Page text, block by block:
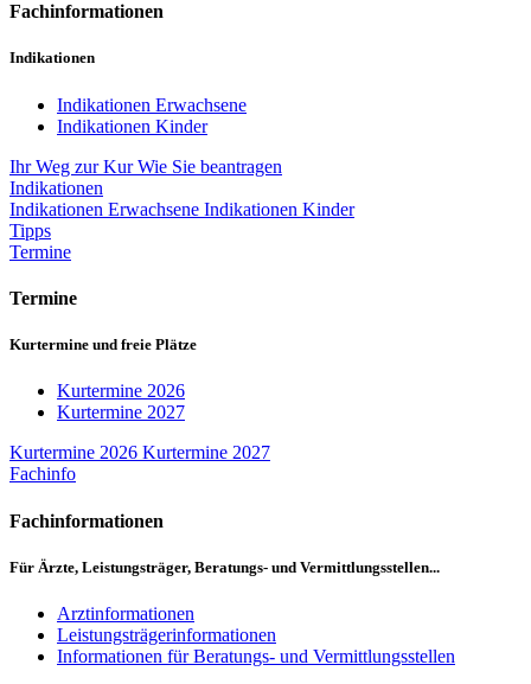
Fachinformationen
Indikationen
Indikationen Erwachsene
Indikationen Kinder
Ihr Weg zur KurWie Sie beantragen
Indikationen
Indikationen Erwachsene Indikationen Kinder
Tipps
Termine
Termine
Kurtermine und freie Plätze
Kurtermine 2026
Kurtermine 2027
Kurtermine 2026 Kurtermine 2027
Fachinfo
Fachinformationen
Für Ärzte, Leistungsträger, Beratungs- und Vermittlungsstellen...
Arztinformationen
Leistungsträgerinformationen
Informationen für Beratungs- und Vermittlungsstellen